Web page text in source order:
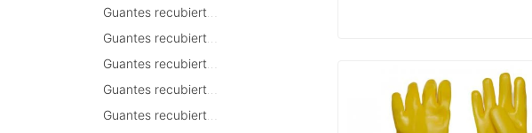
Contact Now